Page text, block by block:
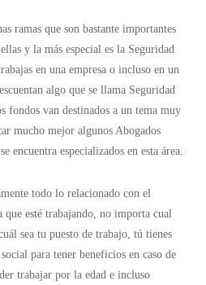
ramas que son bastante importantes
y la más especial es la Seguridad
en una empresa o incluso en un
algo que se llama Seguridad
fondos van destinados a un tema muy
mucho mejor algunos Abogados
encuentra especializados en esta área.
todo lo relacionado con el
que esté trabajando, no importa cual
sea tu puesto de trabajo, tú tienes
para tener beneficios en caso de
trabajar por la edad e incluso